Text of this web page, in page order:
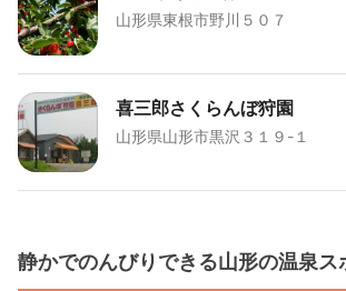
山形県東根市野川５０７
喜三郎さくらんぼ狩園
山形県山形市黒沢３１９-１
静かでのんびりできる山形の温泉ス